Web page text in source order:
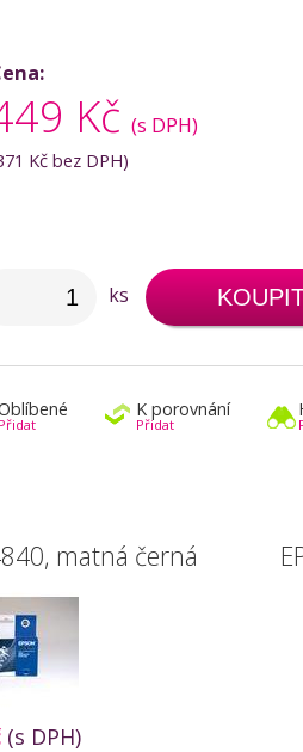
Kč (s DPH)
Kčbez DPH)
ks
Přidat
K porovnání
Přidat
matná černá
(s DPH)